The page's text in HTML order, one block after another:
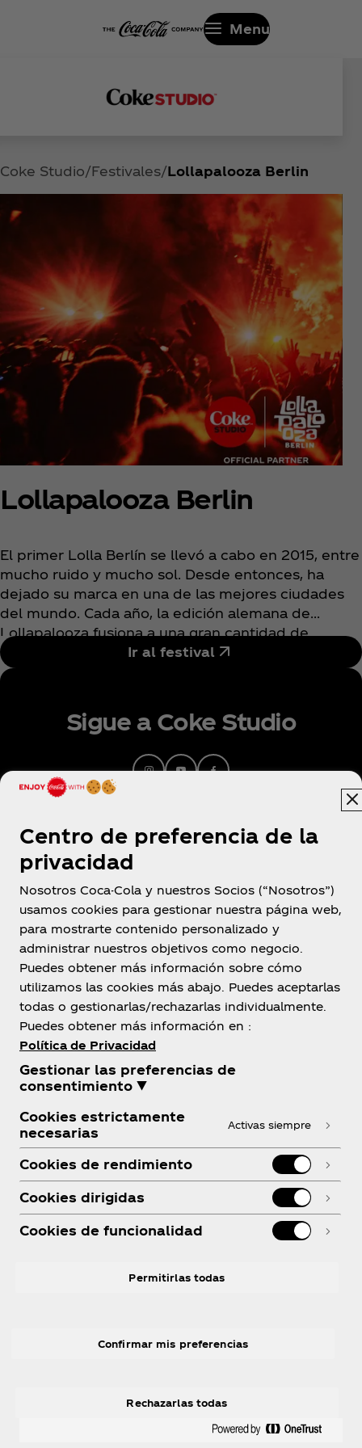
Menu
Coke Studio Festivales Lollapalooza Berlin
Lollapalooza Berlin
El primer Lolla Berlín se llevó a cabo en 2015, entre
mucho ruido y mucho sol. Desde entonces, ha
dejado su marca en una de las mejores ciudades
del mundo. Cada año, la edición alemana de
Lollapalooza fusiona a una gran cantidad de
artistas nacionales e internacionales para un fin de
semana lleno de música increíble y fans que
estadio olímpico de Berlin es imperdible para los
amantes de la música.
Ir al festival
Sigue a Coke Studio
Colombia
Sobre nosotros
¿Necesitas ayuda?
Legal
Centro de preferencia de la
privacidad
Nosotros Coca-Cola y nuestros Socios (“Nosotros”)
usamos cookies para gestionar nuestra página web,
para mostrarte contenido personalizado y
administrar nuestros objetivos como negocio.
Puedes obtener más información sobre cómo
utilizamos las cookies más abajo. Puedes aceptarlas
todas o gestionarlas/rechazarlas individualmente.
Puedes obtener más información en :
Política de Privacidad
Gestionar las preferencias de
consentimiento ▼
Cookies estrictamente
necesarias
Activas siempre
Cookies de rendimiento
Cookies dirigidas
Cookies de funcionalidad
Permitirlas todas
Rechazarlas todas
Confirmar mis preferencias